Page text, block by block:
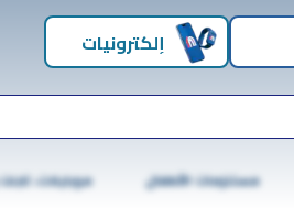
إلكترونيات
مستلزمات الأطفال موبايلات،